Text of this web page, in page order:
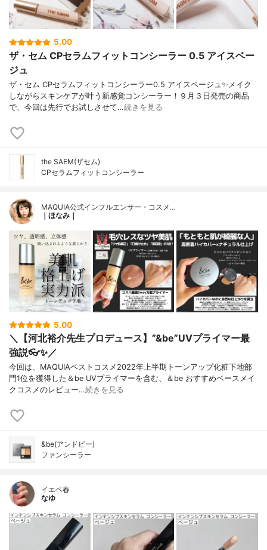
5.00
ザ・セム CPセラムフィットコンシーラー 0.5 アイスベー
ジュ
ザ・セム CPセラムフィットコンシーラー0.5 アイスベージュ✨メイク
しながらスキンケアが叶う新感覚コンシーラー！９月３日発売の商品
で、今回は先行でお試しさせて…続きを見る
the SAEM(ザセム)
CPセラムフィットコンシーラー
MAQUIA公式インフルエンサー・コスメ…
｜ほなみ｜
5.00
＼【河北裕介先生プロデュース】”&be”UVプライマー最
強説👓✨／
今回は、MAQUIAベストコスメ2022年上半期トーンアップ化粧下地部
門1位を獲得した＆be UVプライマーを含む、＆be おすすめベースメイ
クコスメのレビュー…続きを見る
&be(アンドビー)
ファンシーラー
イエベ春
なゆ